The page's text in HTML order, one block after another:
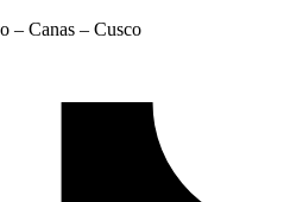
– Canas – Cusco